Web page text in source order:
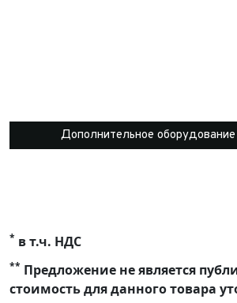
Дополнительное оборудование
* в т.ч. НДС
** Предложение не является
стоимость для данного товара